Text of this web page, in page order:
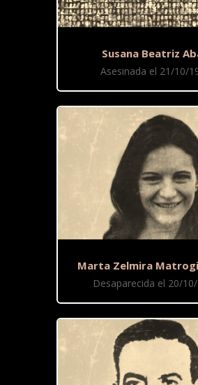
Susana Beatriz
Asesinada el 21/10/
Marta Zelmira
Desaparecida el 20/